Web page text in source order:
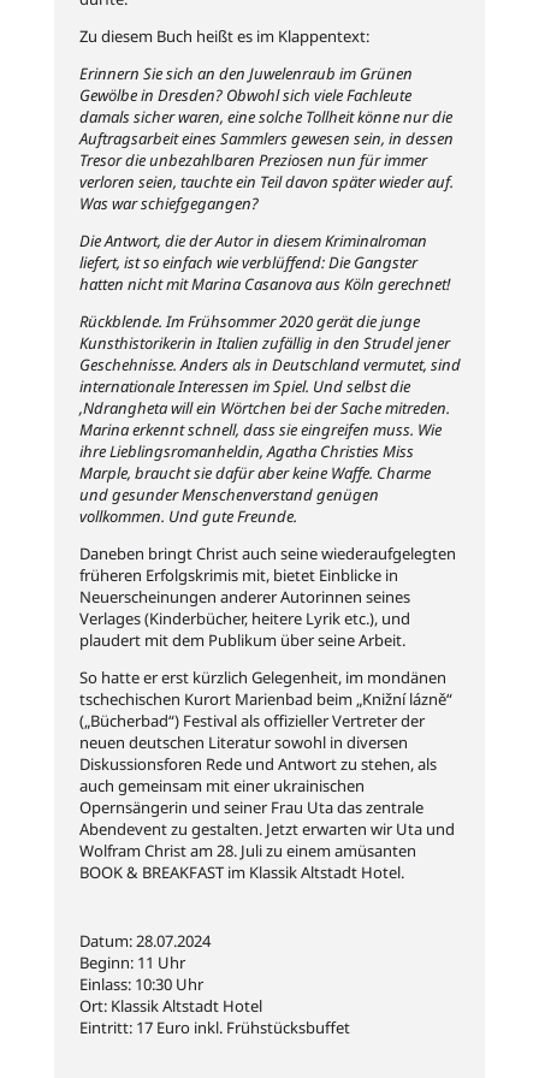
Zu diesem Buch heißt es im Klappentext:
Erinnern Sie sich an den Juwelenraub im Grünen
Gewölbe in Dresden? Obwohl sich viele Fachleute
damals sicher waren, eine solche Tollheit könne nur die
Auftragsarbeit eines Sammlers gewesen sein, in dessen
Tresor die unbezahlbaren Preziosen nun für immer
verloren seien, tauchte ein Teil davon später wieder auf.
Was war schiefgegangen?
Die Antwort, die der Autor in diesem Kriminalroman
liefert, ist so einfach wie verblüffend: Die Gangster
hatten nicht mit Marina Casanova aus Köln gerechnet!
Rückblende. Im Frühsommer 2020 gerät die junge
Kunsthistorikerin in Italien zufällig in den Strudel jener
Geschehnisse. Anders als in Deutschland vermutet, sind
internationale Interessen im Spiel. Und selbst die
‚Ndrangheta will ein Wörtchen bei der Sache mitreden.
Marina erkennt schnell, dass sie eingreifen muss. Wie
ihre Lieblingsromanheldin, Agatha Christies Miss
Marple, braucht sie dafür aber keine Waffe. Charme
und gesunder Menschenverstand genügen
vollkommen. Und gute Freunde.
Daneben bringt Christ auch seine wiederaufgelegten
früheren Erfolgskrimis mit, bietet Einblicke in
Neuerscheinungen anderer Autorinnen seines
Verlages (Kinderbücher, heitere Lyrik etc.), und
plaudert mit dem Publikum über seine Arbeit.
So hatte er erst kürzlich Gelegenheit, im mondänen
tschechischen Kurort Marienbad beim „Knižní lázně“
(„Bücherbad“) Festival als offizieller Vertreter der
neuen deutschen Literatur sowohl in diversen
Diskussionsforen Rede und Antwort zu stehen, als
auch gemeinsam mit einer ukrainischen
Opernsängerin und seiner Frau Uta das zentrale
Abendevent zu gestalten. Jetzt erwarten wir Uta und
Wolfram Christ am 28. Juli zu einem amüsanten
BOOK & BREAKFAST im Klassik Altstadt Hotel.
Datum: 28.07.2024
Beginn: 11 Uhr
Einlass: 10:30 Uhr
Ort: Klassik Altstadt Hotel
Eintritt: 17 Euro inkl. Frühstücksbuffet